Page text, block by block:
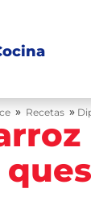
» Recetas »